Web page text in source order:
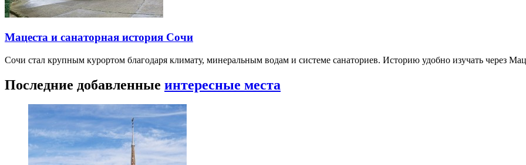
Мацеста и санаторная история Сочи
Сочи стал крупным курортом благодаря климату, минеральным водам и системе санаториев. Историю удобно изучать через
Последние добавленные интересные места